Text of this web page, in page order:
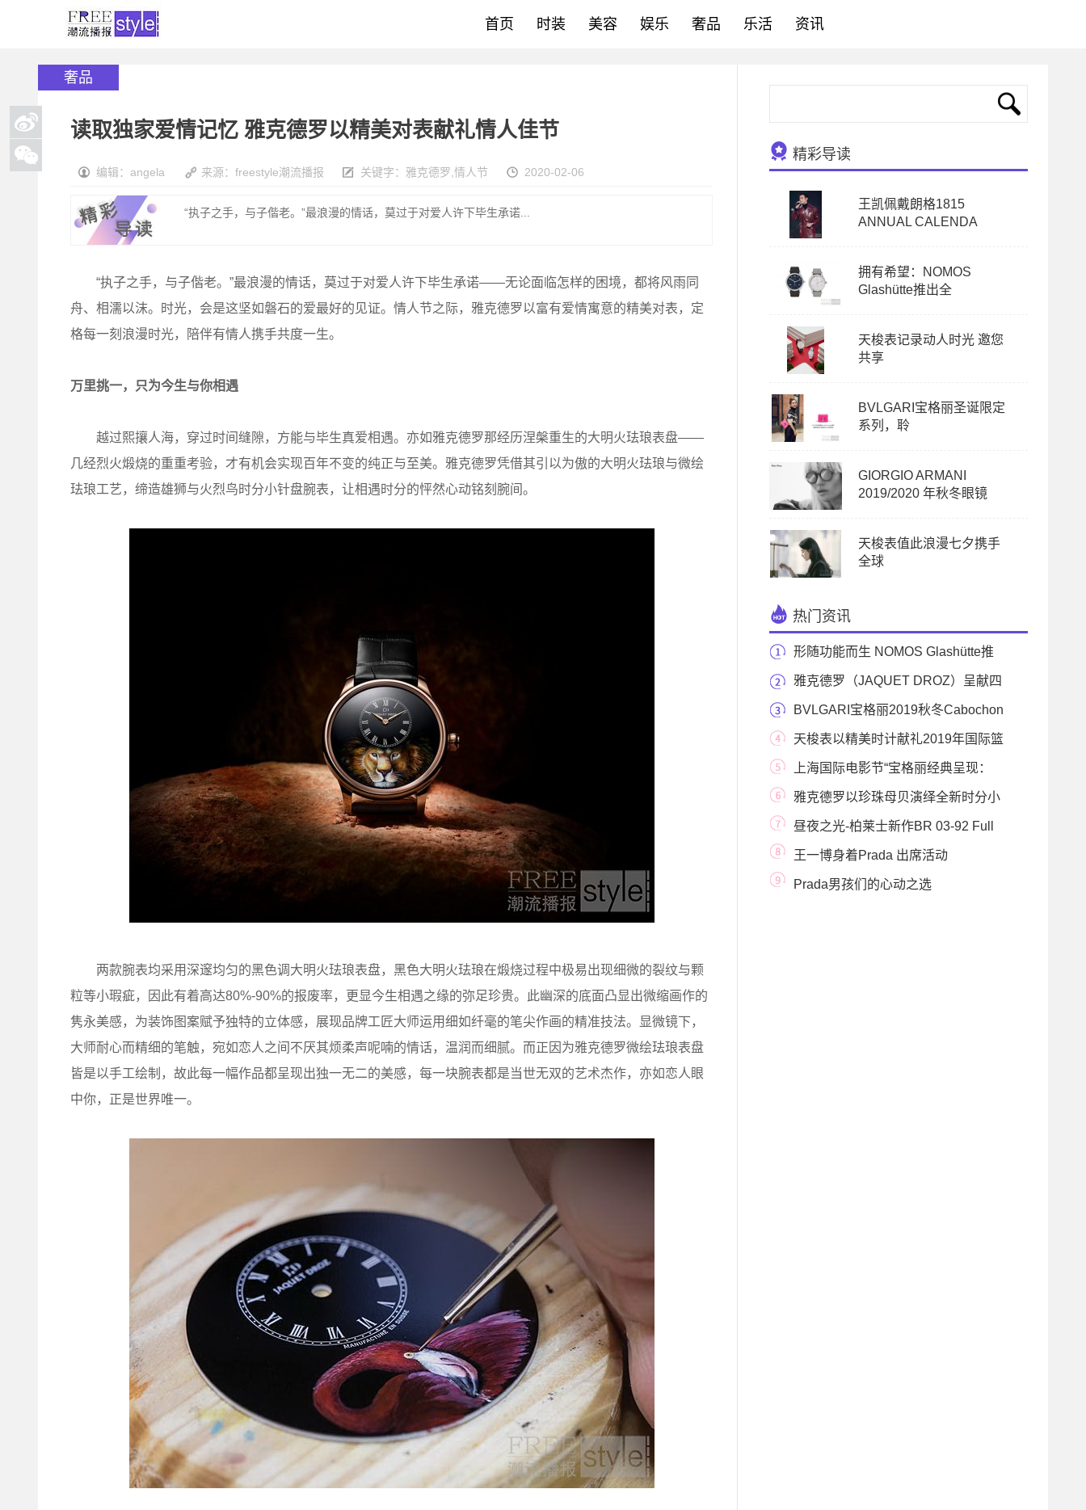
首页 时装 美容 娱乐 奢品 乐活 资讯
奢品
读取独家爱情记忆 雅克德罗以精美对表献礼情人佳节
编辑：angela 来源：freestyle潮流播报 关键字： 雅克德罗 情人节 2020-02-06
“执子之手，与子偕老。”最浪漫的情话，莫过于对爱人许下毕生承诺...
“执子之手，与子偕老。”最浪漫的情话，莫过于对爱人许下毕生承诺——无论面临怎样的困境，都将风雨同
舟、相濡以沫。时光，会是这坚如磐石的爱最好的见证。情人节之际，雅克德罗以富有爱情寓意的精美对表，定
格每一刻浪漫时光，陪伴有情人携手共度一生。
万里挑一，只为今生与你相遇
越过熙攘人海，穿过时间缝隙，方能与毕生真爱相遇。亦如雅克德罗那经历涅槃重生的大明火珐琅表盘——
几经烈火煅烧的重重考验，才有机会实现百年不变的纯正与至美。雅克德罗凭借其引以为傲的大明火珐琅与微绘
珐琅工艺，缔造雄狮与火烈鸟时分小针盘腕表，让相遇时分的怦然心动铭刻腕间。
两款腕表均采用深邃均匀的黑色调大明火珐琅表盘，黑色大明火珐琅在煅烧过程中极易出现细微的裂纹与颗
粒等小瑕疵，因此有着高达80%-90%的报废率，更显今生相遇之缘的弥足珍贵。此幽深的底面凸显出微缩画作的
隽永美感，为装饰图案赋予独特的立体感，展现品牌工匠大师运用细如纤毫的笔尖作画的精准技法。显微镜下，
大师耐心而精细的笔触，宛如恋人之间不厌其烦柔声呢喃的情话，温润而细腻。而正因为雅克德罗微绘珐琅表盘
皆是以手工绘制，故此每一幅作品都呈现出独一无二的美感，每一块腕表都是当世无双的艺术杰作，亦如恋人眼
中你，正是世界唯一。
精彩导读
王凯佩戴朗格1815
ANNUAL CALENDA
拥有希望：NOMOS
Glashütte推出全
天梭表记录动人时光 邀您
共享
BVLGARI宝格丽圣诞限定
系列，聆
GIORGIO ARMANI
2019/2020 年秋冬眼镜
天梭表值此浪漫七夕携手
全球
热门资讯
形随功能而生 NOMOS Glashütte推
出Tangomat包豪斯百年
雅克德罗（JAQUET DROZ）呈献四
款独特杰作 致庆中
BVLGARI宝格丽2019秋冬Cabochon
系列，捕捉星空视角的
天梭表以精美时计献礼2019年国际篮
联篮球世界杯
上海国际电影节“宝格丽经典呈现：
风云人物”
雅克德罗以珍珠母贝演绎全新时分小
针盘昼夜之光-柏莱士新作BR 03-92 Full
Lum限量腕表
王一博身着Prada 出席活动
Prada男孩们的心动之选